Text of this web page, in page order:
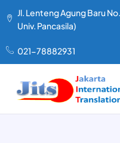
Jl. Lenteng Agung Baru
Univ. Pancasila)
021-78882931